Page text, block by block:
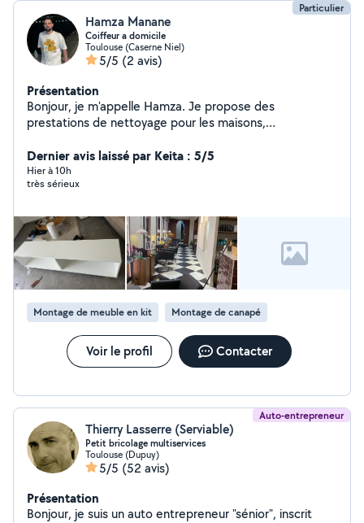
Particulier
Hamza Manane
Coiffeur a domicile
Toulouse (Caserne Niel)
5/5 (2 avis)
Présentation
Bonjour, je m'appelle Hamza. Je propose des
prestations de nettoyage pour les maisons,
déménagement. Je réalise également le montage de
meubles (notamment IKEA), ainsi que divers travaux de
bricolage. Mon objectif est de fournir un travail de
adapté à vos besoins. N'hésitez pas à me contacter, je
serai ravi de vous aid
Dernier avis laissé par Keita : 5/5
Hier à 10h
très sérieux
Montage de meuble en kit Montage de canapé
Voir le profil Contacter
Auto-entrepreneur
Thierry Lasserre (Serviable)
Petit bricolage multiservices
Toulouse (Dupuy)
5/5 (52 avis)
Présentation
Bonjour, je suis un auto entrepreneur "sénior", inscrit